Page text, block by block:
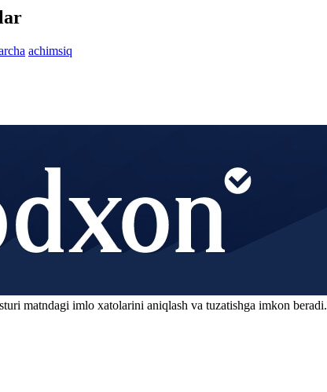
achimsiq
matndagi imlo xatolarini aniqlash va tuzatishga imkon beradi.